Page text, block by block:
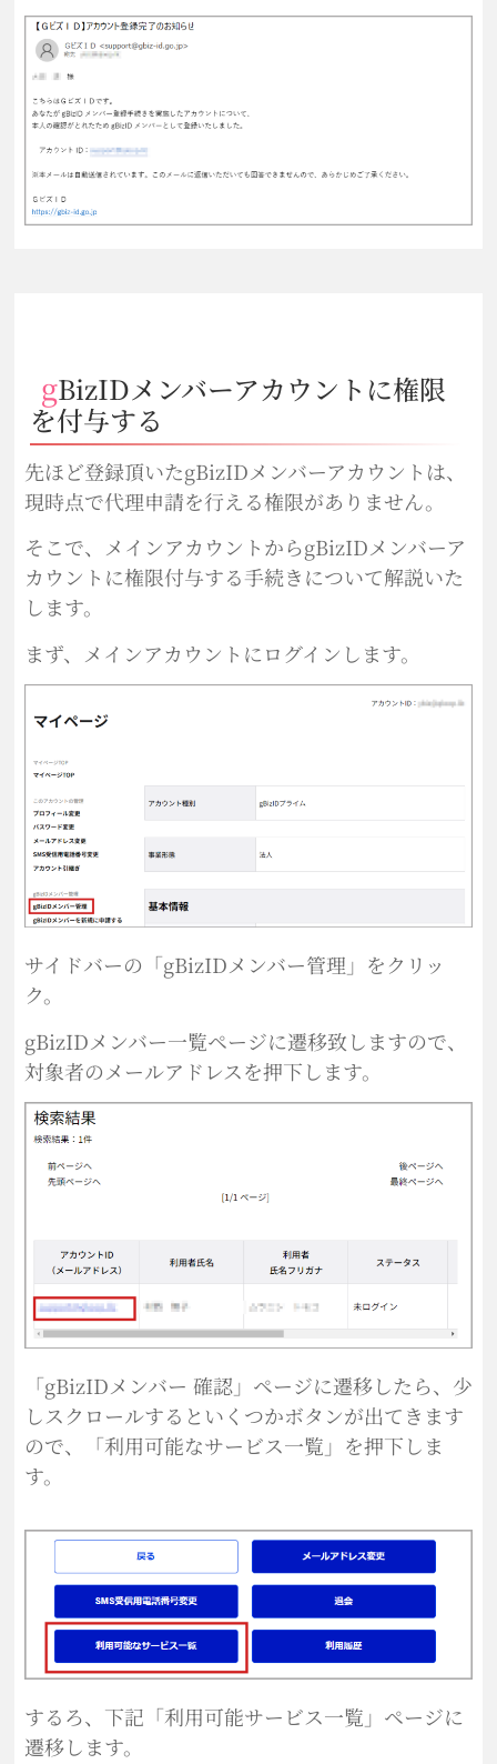
gBizIDメンバーアカウントに権限
を付与する
先ほど登録頂いたgBizIDメンバーアカウントは、
現時点で代理申請を行える権限がありません。
そこで、メインアカウントからgBizIDメンバーア
カウントに権限付与する手続きについて解説いた
します。
まず、メインアカウントにログインします。
サイドバーの「gBizIDメンバー管理」をクリッ
ク。
gBizIDメンバー一覧ページに遷移致しますので、
対象者のメールアドレスを押下します。
「gBizIDメンバー 確認」ページに遷移したら、少
しスクロールするといくつかボタンが出てきます
ので、「利用可能なサービス一覧」を押下しま
す。
するろ、下記「利用可能サービス一覧」ページに
遷移します。